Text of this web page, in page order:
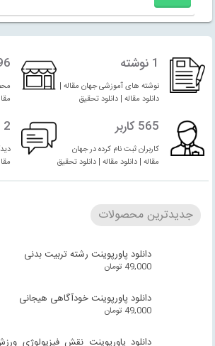
1 نوشته
نوشته های آموزشی جهان مقاله |
دانلود مقاله | دانلود تحقیق
565 کاربر
کاربران ثبت نام کرده در جهان
مقاله | دانلود مقاله | دانلود تحقیق
2 دیدگاه
جدیدترین محصولات
دانلود پاورپوینت رشته تربیت بدنی
49,000 تومان
دانلود پاورپوینت خودآگاهی هیجانی
49,000 تومان
دانلود پاورپوینت نقش فیزیولوژی